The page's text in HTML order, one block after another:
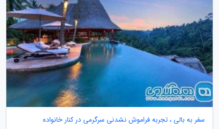
سفر به بالی ، تجربه فراموش نشدنی سرگرمی در کنار خانواده